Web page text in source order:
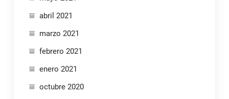
abril 2021
marzo 2021
febrero 2021
enero 2021
octubre 2020